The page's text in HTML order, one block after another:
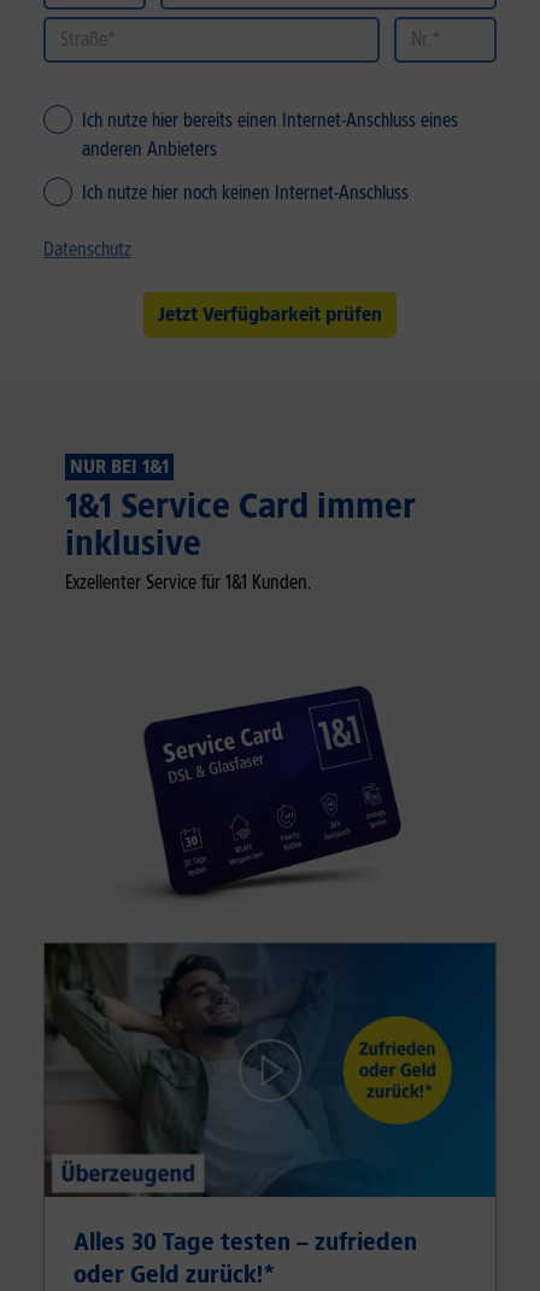
Ich nutze hier bereits einen Internet-Anschluss eines
anderen Anbieters
Ich nutze hier noch keinen Internet-Anschluss
Datenschutz
Jetzt Verfügbarkeit prüfen
NUR BEI 1&1
1&1 Service Card immer
inklusive
Exzellenter Service für 1&1 Kunden.
Alles 30 Tage testen – zufrieden
oder Geld zurück!⁠*